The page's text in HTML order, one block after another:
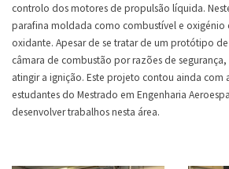
controlo dos motores de propulsão líquida.
parafina moldada como combustível e
oxidante. Apesar de se tratar de um protótipo
câmara de combustão por razões de
atingir a ignição. Este projeto contou ainda com
estudantes do Mestrado em Engenharia
desenvolver trabalhos nesta área.